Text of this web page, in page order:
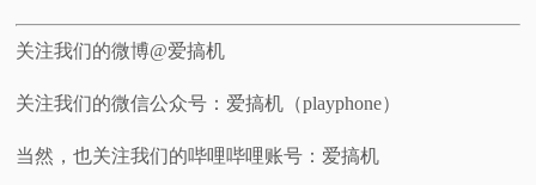
关注我们的微博@爱搞机
关注我们的微信公众号：爱搞机（playphone）
当然，也关注我们的哔哩哔哩账号：爱搞机